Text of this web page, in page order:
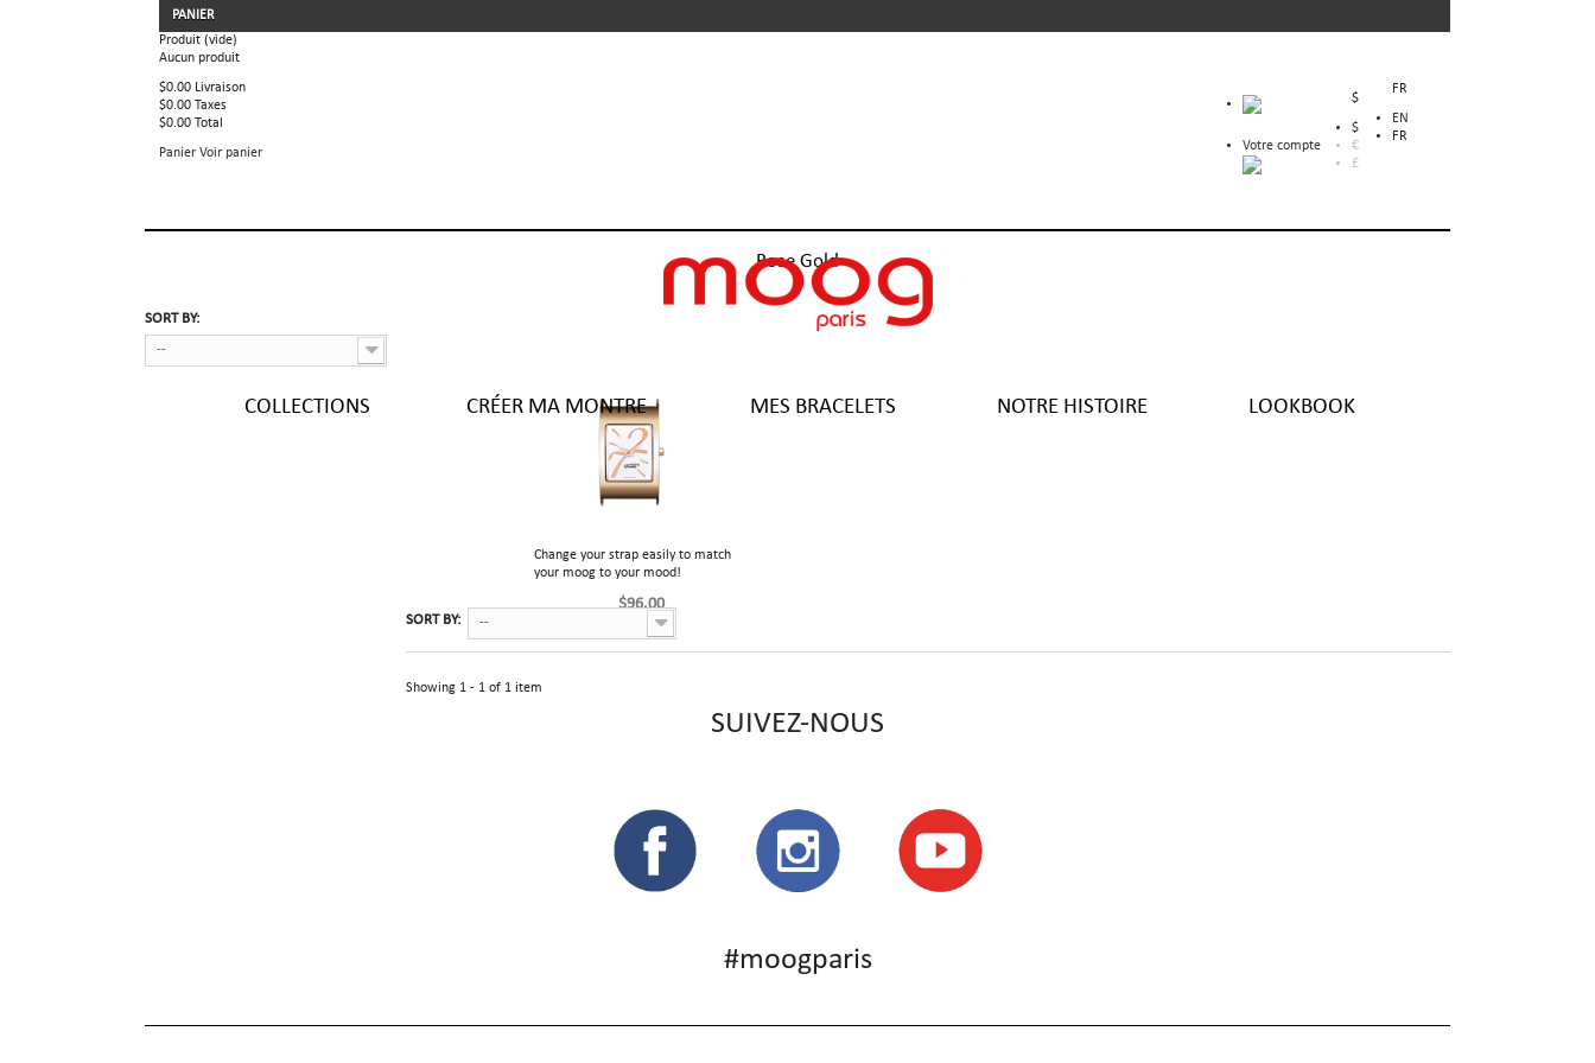
FR
EN
FR
$
$
€
£
Votre compte
PANIER
Produit (vide)
Aucun produit
$0.00 Livraison
$0.00 Taxes
$0.00 Total
Panier Voir panier
COLLECTIONS CRÉER MA MONTRE MES BRACELETS NOTRE HISTOIRE LOOKBOOK
Rose Gold
SORT BY:
--
Change your strap easily to match
your moog to your mood!
$96.00
SORT BY: --
Showing 1 - 1 of 1 item
SUIVEZ-NOUS
#moogparis